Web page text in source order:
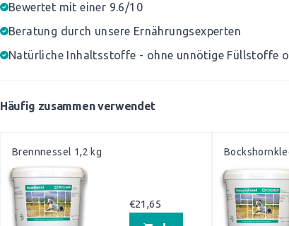
Bewertet mit einer 9.6/10
Beratung durch unsere Ernährungsexperten
Natürliche Inhaltsstoffe - ohne unnötige Füllstoffe
Häufig zusammen verwendet
Brennnessel 1,2 kg
€21,65